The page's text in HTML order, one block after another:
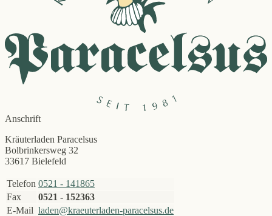
Anschrift
Kräuterladen Paracelsus
Bolbrinkersweg 32
33617 Bielefeld
Telefon 0521 - 141865
Fax
0521 - 152363
E-Mail laden@kraeuterladen-paracelsus.de